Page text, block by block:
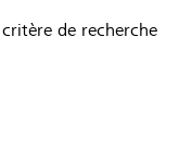
de recherche